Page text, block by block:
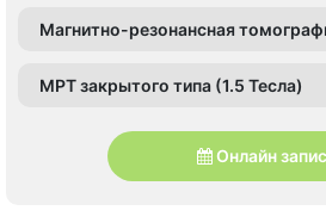
Магнитно-резонансная
МРТ закрытого типа (1.5 Тесла)
Онлайн